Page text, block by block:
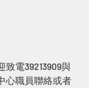
電39213909與
心職員聯絡或者